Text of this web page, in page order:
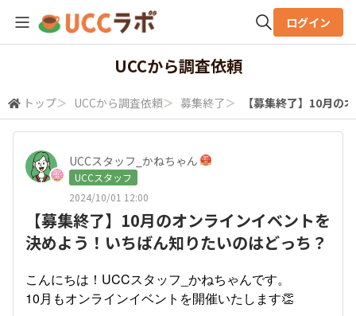
検索
ログイン
UCCから調査依頼
トップ＞ UCCから調査依頼＞ 募集終了＞ 【募集終了】10月の
UCCスタッフ_かねちゃん
UCCスタッフ
2024/10/01 12:00
【募集終了】10月のオンラインイベントを
決めよう！いちばん知りたいのはどっち？
こんにちは！UCCスタッフ_かねちゃんです。
10月もオンラインイベントを開催いたします👏